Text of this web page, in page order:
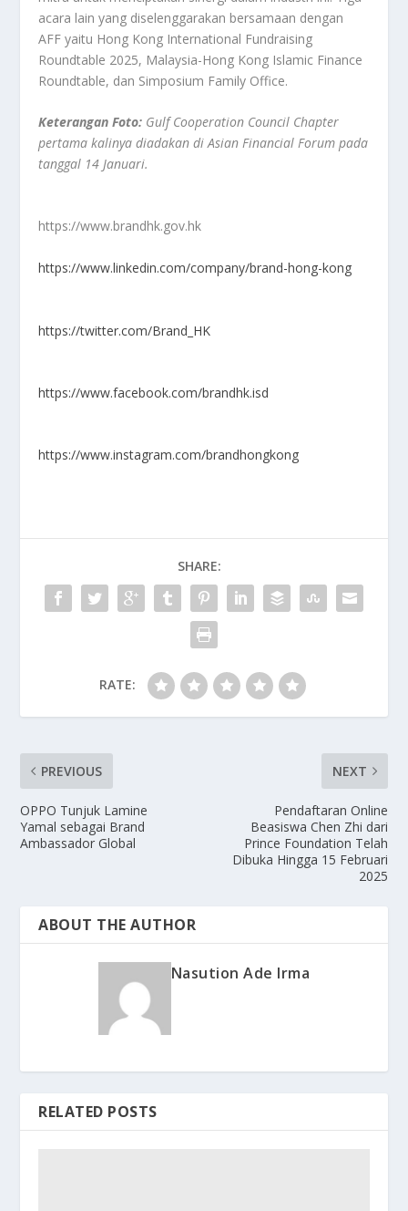
acara lain yang diselenggarakan bersamaan dengan
AFF yaitu Hong Kong International Fundraising
Roundtable 2025, Malaysia-Hong Kong Islamic Finance
Roundtable, dan Simposium Family Office.
Keterangan Foto: Gulf Cooperation Council Chapter
pertama kalinya diadakan di Asian Financial Forum pada
tanggal 14 Januari.
https://www.brandhk.gov.hk
https://www.linkedin.com/company/brand-hong-kong
https://twitter.com/Brand_HK
https://www.facebook.com/brandhk.isd
https://www.instagram.com/brandhongkong
SHARE:
RATE:
PREVIOUS
OPPO Tunjuk Lamine
Yamal sebagai Brand
Ambassador Global
NEXT
Pendaftaran Online
Beasiswa Chen Zhi dari
Prince Foundation Telah
Dibuka Hingga 15 Februari
2025
ABOUT THE AUTHOR
Nasution Ade Irma
RELATED POSTS